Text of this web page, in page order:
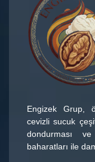
Engizek Grup,
cevizli sucuk
dondurması ve
baharatları ile